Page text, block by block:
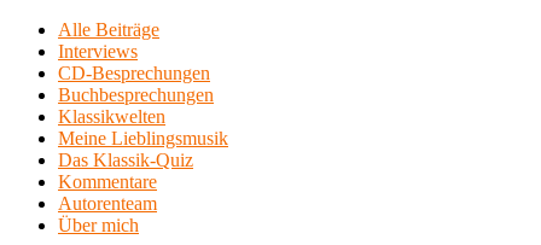
Alle Beiträge
Interviews
CD-Besprechungen
Buchbesprechungen
Klassikwelten
Meine Lieblingsmusik
Das Klassik-Quiz
Kommentare
Autorenteam
Über mich